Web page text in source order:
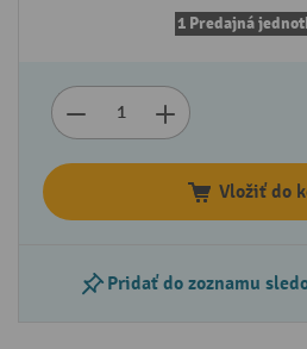
1 Predajná
Vložiť do
Pridať do zoznamu